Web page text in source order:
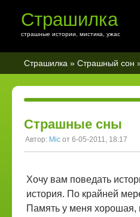
Страшилка
страшные истории, мистика, ужас
Страшилка » Страшный сон
Страшные сны
Автор: Mic от 6-05-2011, 18:17
Хочу вам поведать
история. По крайней
Память у меня хорошая,